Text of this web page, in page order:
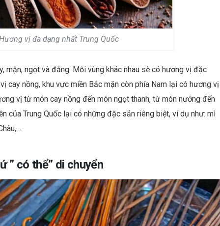
vị đa dạng nhất Trung Quốc
mặn, ngọt và đắng. Mỗi vùng khác nhau sẽ có hương vị đặc
cay nồng, khu vực miền Bắc mặn còn phía Nam lại có hương vị
vị từ món cay nồng đến món ngọt thanh, từ món nướng đến
của Trung Quốc lại có những đặc sản riêng biệt, ví dụ như: mì
” có thể” di chuyển